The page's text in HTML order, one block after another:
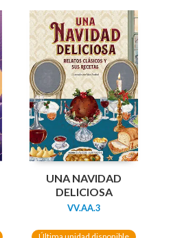
UNA NAVIDAD
DELICIOSA
VV.AA.3